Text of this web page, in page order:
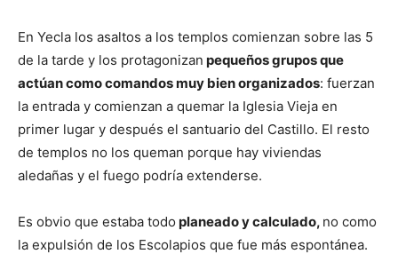
En Yecla los asaltos a los templos comienzan sobre las 5
de la tarde y los protagonizan pequeños grupos que
actúan como comandos muy bien organizados: fuerzan
la entrada y comienzan a quemar la Iglesia Vieja en
primer lugar y después el santuario del Castillo. El resto
de templos no los queman porque hay viviendas
aledañas y el fuego podría extenderse.
Es obvio que estaba todo planeado y calculado, no como
la expulsión de los Escolapios que fue más espontánea.